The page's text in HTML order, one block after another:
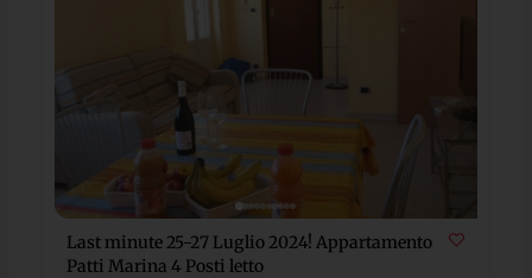
Last minute 25-27 Luglio 2024! Appartamento
Patti Marina 4 Posti letto